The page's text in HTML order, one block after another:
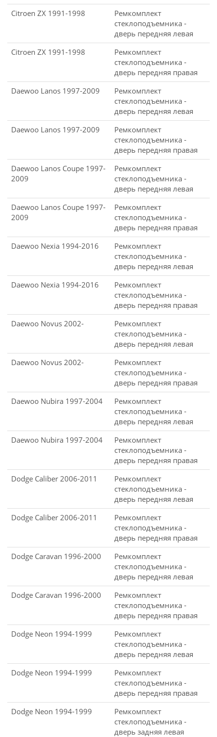
Citroen ZX 1991-1998
Ремкомплект
стеклоподъемника -
дверь передняя левая
Citroen ZX 1991-1998
Ремкомплект
стеклоподъемника -
дверь передняя правая
Daewoo Lanos 1997-2009
Ремкомплект
стеклоподъемника -
дверь передняя левая
Daewoo Lanos 1997-2009
Ремкомплект
стеклоподъемника -
дверь передняя правая
Daewoo Lanos Coupe 1997-
2009
Ремкомплект
стеклоподъемника -
дверь передняя левая
Daewoo Lanos Coupe 1997-
2009
Ремкомплект
стеклоподъемника -
дверь передняя правая
Daewoo Nexia 1994-2016
Ремкомплект
стеклоподъемника -
дверь передняя левая
Daewoo Nexia 1994-2016
Ремкомплект
стеклоподъемника -
дверь передняя правая
Daewoo Novus 2002-
Ремкомплект
стеклоподъемника -
дверь передняя левая
Daewoo Novus 2002-
Ремкомплект
стеклоподъемника -
дверь передняя правая
Daewoo Nubira 1997-2004
Ремкомплект
стеклоподъемника -
дверь передняя левая
Daewoo Nubira 1997-2004
Ремкомплект
стеклоподъемника -
дверь передняя правая
Dodge Caliber 2006-2011
Ремкомплект
стеклоподъемника -
дверь передняя левая
Dodge Caliber 2006-2011
Ремкомплект
стеклоподъемника -
дверь передняя правая
Dodge Caravan 1996-2000
Ремкомплект
стеклоподъемника -
дверь передняя левая
Dodge Caravan 1996-2000
Ремкомплект
стеклоподъемника -
дверь передняя правая
Dodge Neon 1994-1999
Ремкомплект
стеклоподъемника -
дверь передняя левая
Dodge Neon 1994-1999
Ремкомплект
стеклоподъемника -
дверь передняя правая
Dodge Neon 1994-1999
Ремкомплект
стеклоподъемника -
дверь задняя левая